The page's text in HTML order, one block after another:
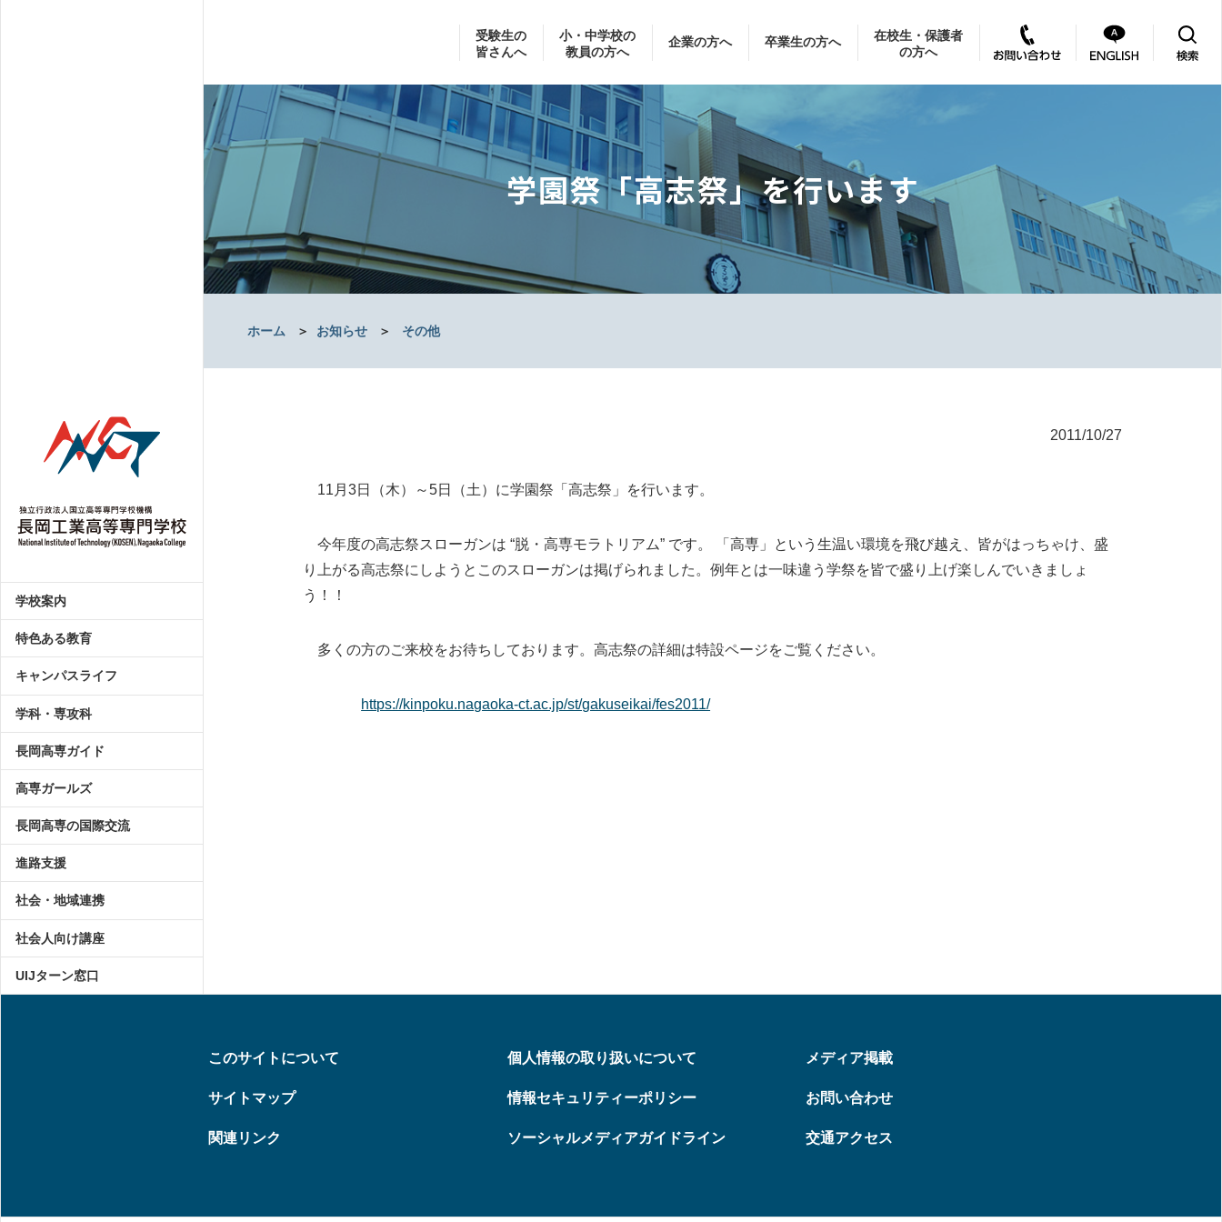
受験生の
皆さんへ
小・中学校の
教員の方へ
企業の方へ 卒業生の方へ
在校生・保護者
の方へ
学校案内
特色ある教育
キャンパスライフ
学科・専攻科
長岡高専ガイド
高専ガールズ
長岡高専の国際交流
進路支援
社会・地域連携
社会人向け講座
UIJターン窓口
学園祭「高志祭」を行います
ホーム ＞ お知らせ ＞ その他
2011/10/27
11月3日（木）～5日（土）に学園祭「高志祭」を行います。
今年度の高志祭スローガンは “脱・高専モラトリアム” です。 「高専」という生温い環境を飛び越え、皆がはっちゃけ、盛
り上がる高志祭にしようとこのスローガンは掲げられました。例年とは一味違う学祭を皆で盛り上げ楽しんでいきましょ
う！！
多くの方のご来校をお待ちしております。高志祭の詳細は特設ページをご覧ください。
https://kinpoku.nagaoka-ct.ac.jp/st/gakuseikai/fes2011/
このサイトについて
サイトマップ
関連リンク
個人情報の取り扱いについて
情報セキュリティーポリシー
ソーシャルメディアガイドライン
メディア掲載
お問い合わせ
交通アクセス